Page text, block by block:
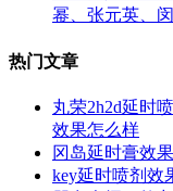
幂、张元英、
热门文章
丸荣2h2d延时
效果怎么样
冈岛延时膏效
key延时喷剂效